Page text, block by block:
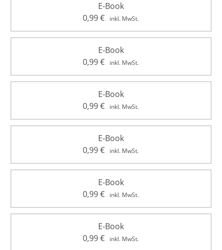
E-Book
0,99€ inkl. MwSt.
E-Book
0,99€ inkl. MwSt.
E-Book
0,99€ inkl. MwSt.
E-Book
0,99€ inkl. MwSt.
E-Book
0,99€ inkl. MwSt.
E-Book
0,99€ inkl. MwSt.